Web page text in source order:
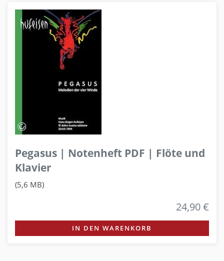
Pegasus | Notenheft PDF | Flöte und
Klavier
(5,6 MB)
24,90 €
IN DEN WARENKORB